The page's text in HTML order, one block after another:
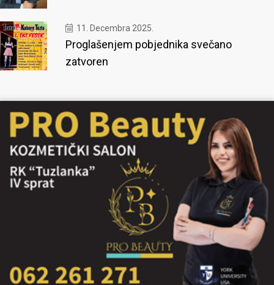
11. Decembra 2025.
Proglašenjem pobjednika svečano
zatvoren